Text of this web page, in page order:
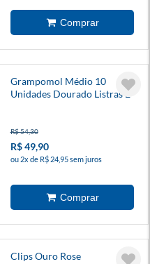
Grampomol Médio 10
Unidades Dourado Listras E
R$ 54,30
R$ 49,90
ou 2x de R$ 24,95 sem juros
Clips Ouro Rose